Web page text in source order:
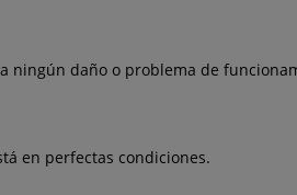
daño o problema de
en perfectas condiciones.